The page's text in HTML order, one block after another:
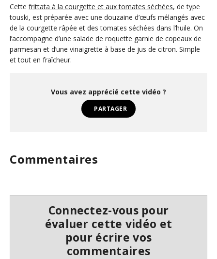
s
c
o
n
d
s
o
Cette frittata à la courgette et aux tomates séchées, de type
touski, est préparée avec une douzaine d’œufs mélangés avec
de la courgette râpée et des tomates séchées dans l’huile. On
l’accompagne d’une salade de roquette garnie de copeaux de
parmesan et d’une vinaigrette à base de jus de citron. Simple
et tout en fraîcheur.
Vous avez apprécié cette vidéo ?
PARTAGER
Commentaires
Connectez-vous pour
évaluer cette vidéo et
pour écrire vos
commentaires